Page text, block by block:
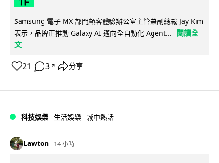
Samsung 電子 MX 部門顧客體驗辦公室主管兼副總裁 Jay Kim
表示，品牌正推動 Galaxy AI 邁向全自動化 Agent...
閱讀全
文
21 3 ↗ 分享
科技娛樂 生活娛樂 城中熱話
Lawton 14 小時